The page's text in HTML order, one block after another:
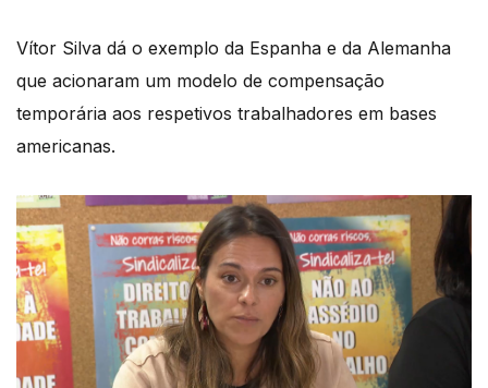
Vítor Silva dá o exemplo da Espanha e da Alemanha
que acionaram um modelo de compensação
temporária aos respetivos trabalhadores em bases
americanas.